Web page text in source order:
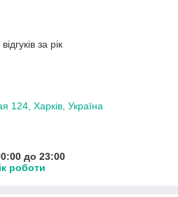
за рік
124, Харків, Україна
до 23:00
роботи